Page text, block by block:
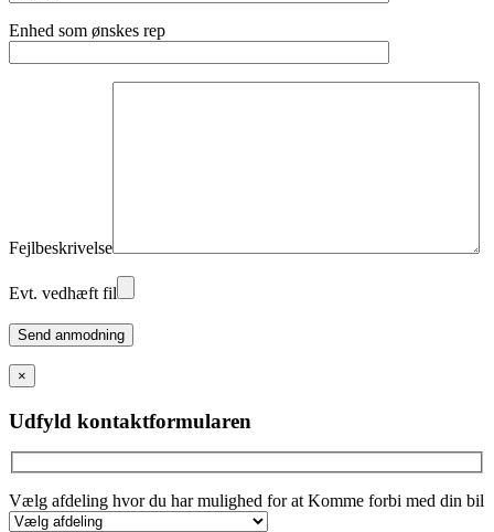
Enhed som ønskes rep
Fejlbeskrivelse
Evt. vedhæft fil
Please
leave
this
field
empty.
×
Udfyld kontaktformularen
Vælg afdeling hvor du har mulighed for at Komme forbi med din bil